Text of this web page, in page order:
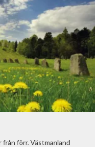
förr. Västmanland